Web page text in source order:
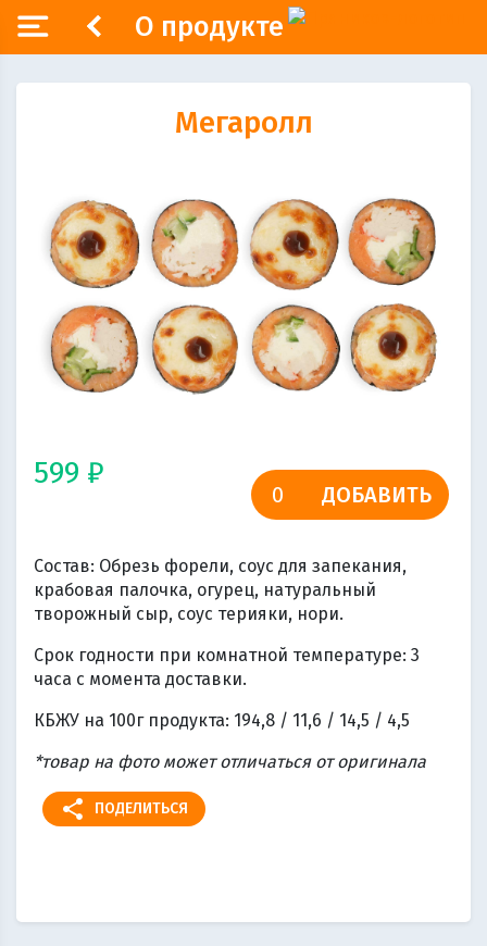
О продукте
Мегаролл
599 ₽
ДОБАВИТЬ
Состав: Обрезь форели, соус для запекания,
крабовая палочка, огурец, натуральный
творожный сыр, соус терияки, нори.
Срок годности при комнатной температуре: 3
часа с момента доставки.
КБЖУ на 100г продукта: 194,8 / 11,6 / 14,5 / 4,5
*товар на фото может отличаться от оригинала
share ПОДЕЛИТЬСЯ